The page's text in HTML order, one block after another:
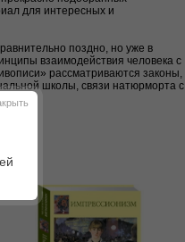
для интересных и
поздно, но уже в
взаимодействия человека с
рассматриваются законы,
школы, связи натюрморта с